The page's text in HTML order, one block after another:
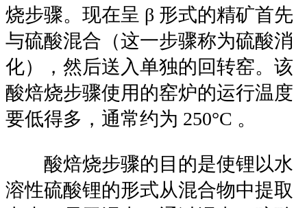
烧步骤。现在呈 β 形式的精矿首先
与硫酸混合（这一步骤称为硫酸消
化），然后送入单独的回转窑。该
酸焙烧步骤使用的窑炉的运行温度
要低得多，通常约为 250°C 。
酸焙烧步骤的目的是使锂以水
溶性硫酸锂的形式从混合物中提取